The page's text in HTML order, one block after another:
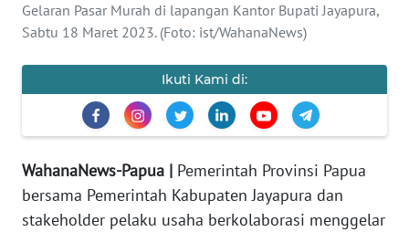
Gelaran Pasar Murah di lapangan Kantor Bupati Jayapura,
Sabtu 18 Maret 2023. (Foto: ist/WahanaNews)
Ikuti Kami di:
WahanaNews-Papua | Pemerintah Provinsi Papua
bersama Pemerintah Kabupaten Jayapura dan
stakeholder pelaku usaha berkolaborasi menggelar
BERITA
KONTAK
INFO
TENTANG
KAMI